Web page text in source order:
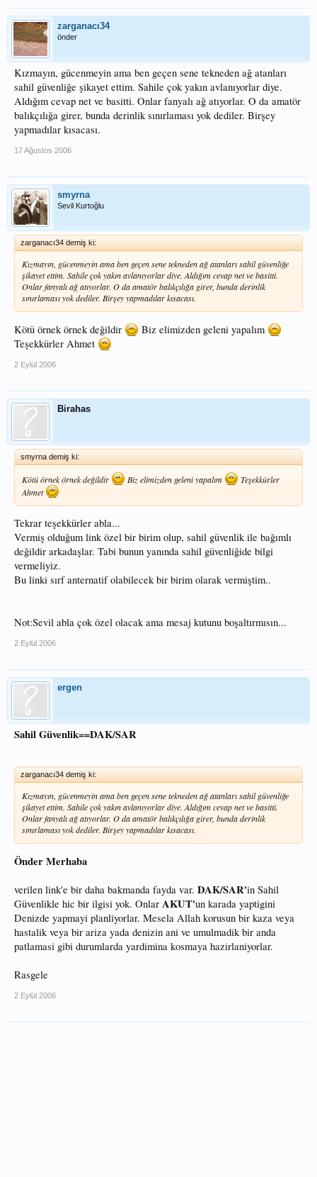
zarganacı34
önder
Kızmayın, gücenmeyin ama ben geçen sene tekneden ağ atanları
sahil güvenliğe şikayet ettim. Sahile çok yakın avlanıyorlar diye.
Aldığım cevap net ve basitti. Onlar fanyalı ağ atıyorlar. O da amatör
balıkçılığa girer, bunda derinlik sınırlaması yok dediler. Birşey
yapmadılar kısacası.
17 Ağustos 2006
smyrna
Sevil Kurtoğlu
zarganacı34 demiş ki:
Kızmayın, gücenmeyin ama ben geçen sene tekneden ağ atanları sahil güvenliğe
şikayet ettim. Sahile çok yakın avlanıyorlar diye. Aldığım cevap net ve basitti.
Onlar fanyalı ağ atıyorlar. O da amatör balıkçılığa girer, bunda derinlik
sınırlaması yok dediler. Birşey yapmadılar kısacası.
Kötü örnek örnek değildir
Biz elimizden geleni yapalım
Teşekkürler Ahmet
2 Eylül 2006
Birahas
smyrna demiş ki:
Kötü örnek örnek değildir Biz elimizden geleni yapalım
Teşekkürler
Ahmet
Tekrar teşekkürler abla...
Vermiş olduğum link özel bir birim olup, sahil güvenlik ile bağımlı
değildir arkadaşlar. Tabi bunun yanında sahil güvenliğide bilgi
vermeliyiz.
Bu linki sırf anternatif olabilecek bir birim olarak vermiştim..
Not:Sevil abla çok özel olacak ama mesaj kutunu boşaltırmısın...
2 Eylül 2006
ergen
Sahil Güvenlik==DAK/SAR
zarganacı34 demiş ki:
Kızmayın, gücenmeyin ama ben geçen sene tekneden ağ atanları sahil güvenliğe
şikayet ettim. Sahile çok yakın avlanıyorlar diye. Aldığım cevap net ve basitti.
Onlar fanyalı ağ atıyorlar. O da amatör balıkçılığa girer, bunda derinlik
sınırlaması yok dediler. Birşey yapmadılar kısacası.
Önder Merhaba
verilen link'e bir daha bakmanda fayda var. DAK/SAR'in Sahil
Güvenlikle hic bir ilgisi yok. Onlar AKUT'un karada yaptigini
Denizde yapmayi planliyorlar. Mesela Allah korusun bir kaza veya
hastalik veya bir ariza yada denizin ani ve umulmadik bir anda
patlamasi gibi durumlarda yardimina kosmaya hazirlaniyorlar.
Rasgele
2 Eylül 2006